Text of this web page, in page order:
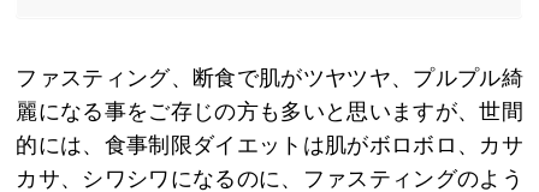
ファスティング、断食で肌がツヤツヤ、プルプル綺
麗になる事をご存じの方も多いと思いますが、世間
的には、食事制限ダイエットは肌がボロボロ、カサ
カサ、シワシワになるのに、ファスティングのよう